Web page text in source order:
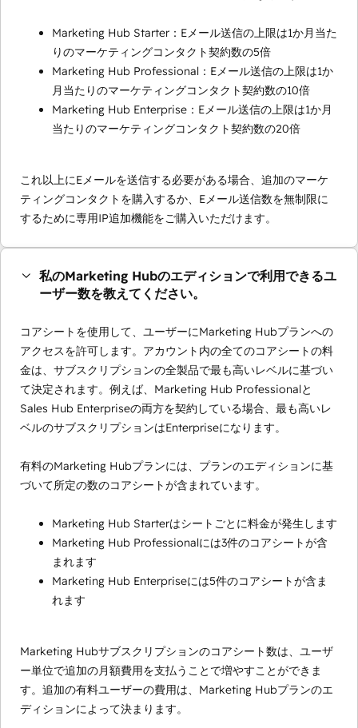
Marketing Hub Starter：Eメール送信の上限は1か月当た
りのマーケティングコンタクト契約数の5倍
Marketing Hub Professional：Eメール送信の上限は1か
月当たりのマーケティングコンタクト契約数の10倍
Marketing Hub Enterprise：Eメール送信の上限は1か月
当たりのマーケティングコンタクト契約数の20倍
これ以上にEメールを送信する必要がある場合、追加のマーケ
ティングコンタクトを購入するか、Eメール送信数を無制限に
するために専用IP追加機能をご購入いただけます。
私のMarketing Hubのエディションで利用できるユ
ーザー数を教えてください。
コアシートを使用して、ユーザーにMarketing Hubプランへの
アクセスを許可します。アカウント内の全てのコアシートの料
金は、サブスクリプションの全製品で最も高いレベルに基づい
て決定されます。例えば、Marketing Hub Professionalと
Sales Hub Enterpriseの両方を契約している場合、最も高いレ
ベルのサブスクリプションはEnterpriseになります。
有料のMarketing Hubプランには、プランのエディションに基
づいて所定の数のコアシートが含まれています。
Marketing Hub Starterはシートごとに料金が発生します
Marketing Hub Professionalには3件のコアシートが含
まれます
Marketing Hub Enterpriseには5件のコアシートが含ま
れます
Marketing Hubサブスクリプションのコアシート数は、ユーザ
ー単位で追加の月額費用を支払うことで増やすことができま
す。追加の有料ユーザーの費用は、Marketing Hubプランのエ
ディションによって決まります。